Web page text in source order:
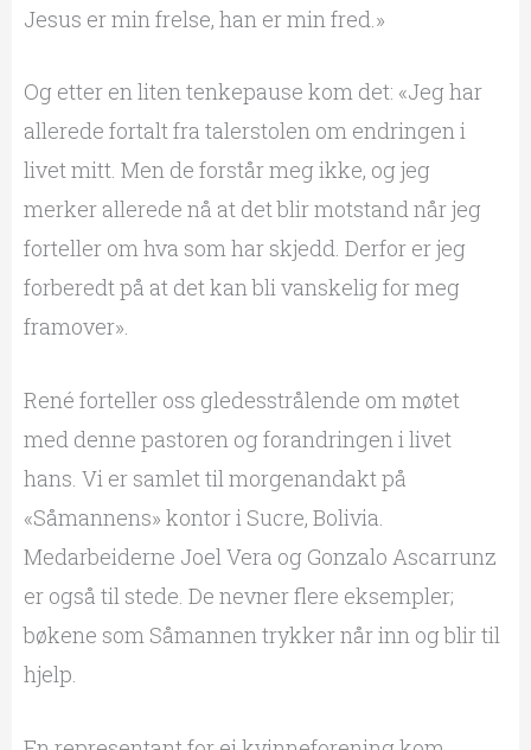
Jesus er min frelse, han er min fred.»
Og etter en liten tenkepause kom det: «Jeg har
allerede fortalt fra talerstolen om endringen i
livet mitt. Men de forstår meg ikke, og jeg
merker allerede nå at det blir motstand når jeg
forteller om hva som har skjedd. Derfor er jeg
forberedt på at det kan bli vanskelig for meg
framover».
René forteller oss gledesstrålende om møtet
med denne pastoren og forandringen i livet
hans. Vi er samlet til morgenandakt på
«Såmannens» kontor i Sucre, Bolivia.
Medarbeiderne Joel Vera og Gonzalo Ascarrunz
er også til stede. De nevner flere eksempler;
bøkene som Såmannen trykker når inn og blir til
hjelp.